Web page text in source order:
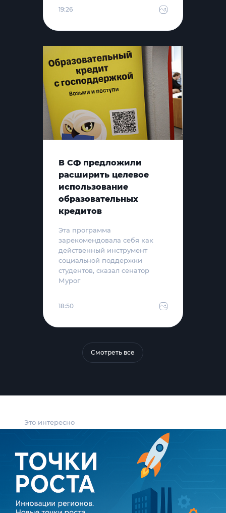
Это интересно
19:26
В СФ предложили
расширить целевое
использование
образовательных
кредитов
Эта программа
зарекомендовала себя как
действенный инструмент
социальной поддержки
студентов, сказал сенатор
Мурог
18:50
Смотреть все